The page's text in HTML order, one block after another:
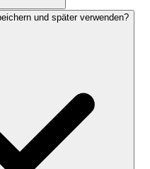
und später verwenden?